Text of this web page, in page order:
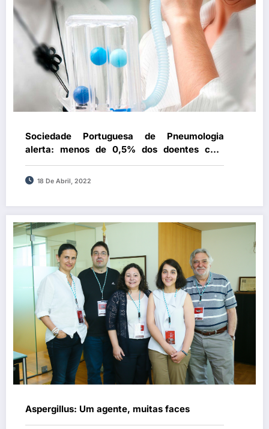
Sociedade Portuguesa de Pneumologia
alerta: menos de 0,5% dos doentes com
indicação para Reabilitação Respiratória têm
acesso a programas
18 De Abril, 2022
Aspergillus: Um agente, muitas faces